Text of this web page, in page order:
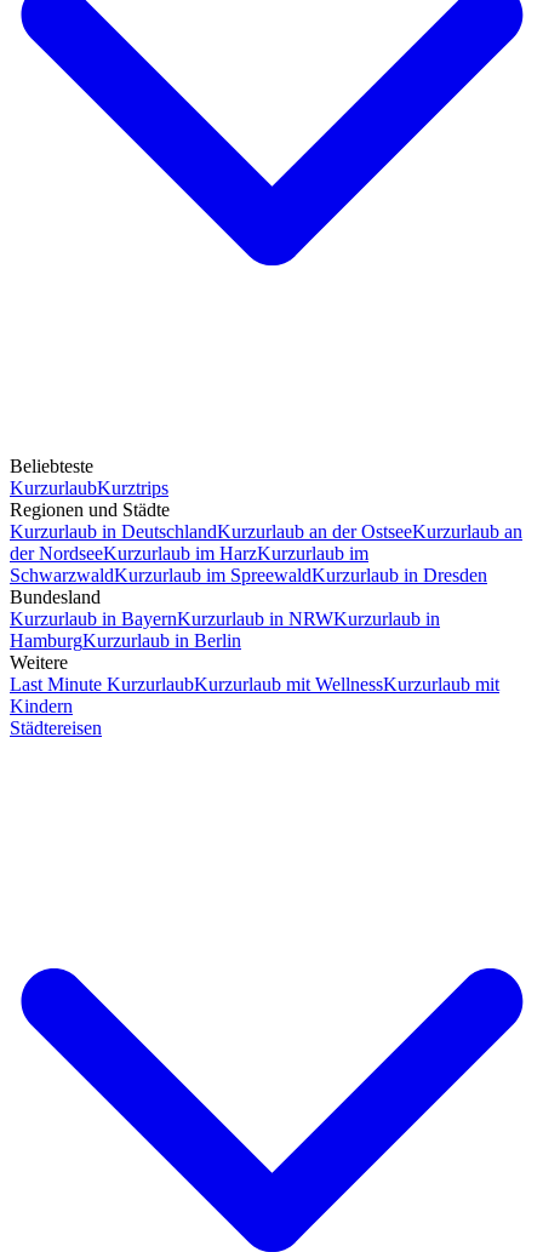
Beliebteste
KurzurlaubKurztrips
Regionen und Städte
Kurzurlaub in DeutschlandKurzurlaub an der OstseeKurzurlaub an
der NordseeKurzurlaub im HarzKurzurlaub im
SchwarzwaldKurzurlaub im SpreewaldKurzurlaub in Dresden
Bundesland
Kurzurlaub in BayernKurzurlaub in NRWKurzurlaub in
HamburgKurzurlaub in Berlin
Weitere
Last Minute KurzurlaubKurzurlaub mit WellnessKurzurlaub mit
Kindern
Städtereisen